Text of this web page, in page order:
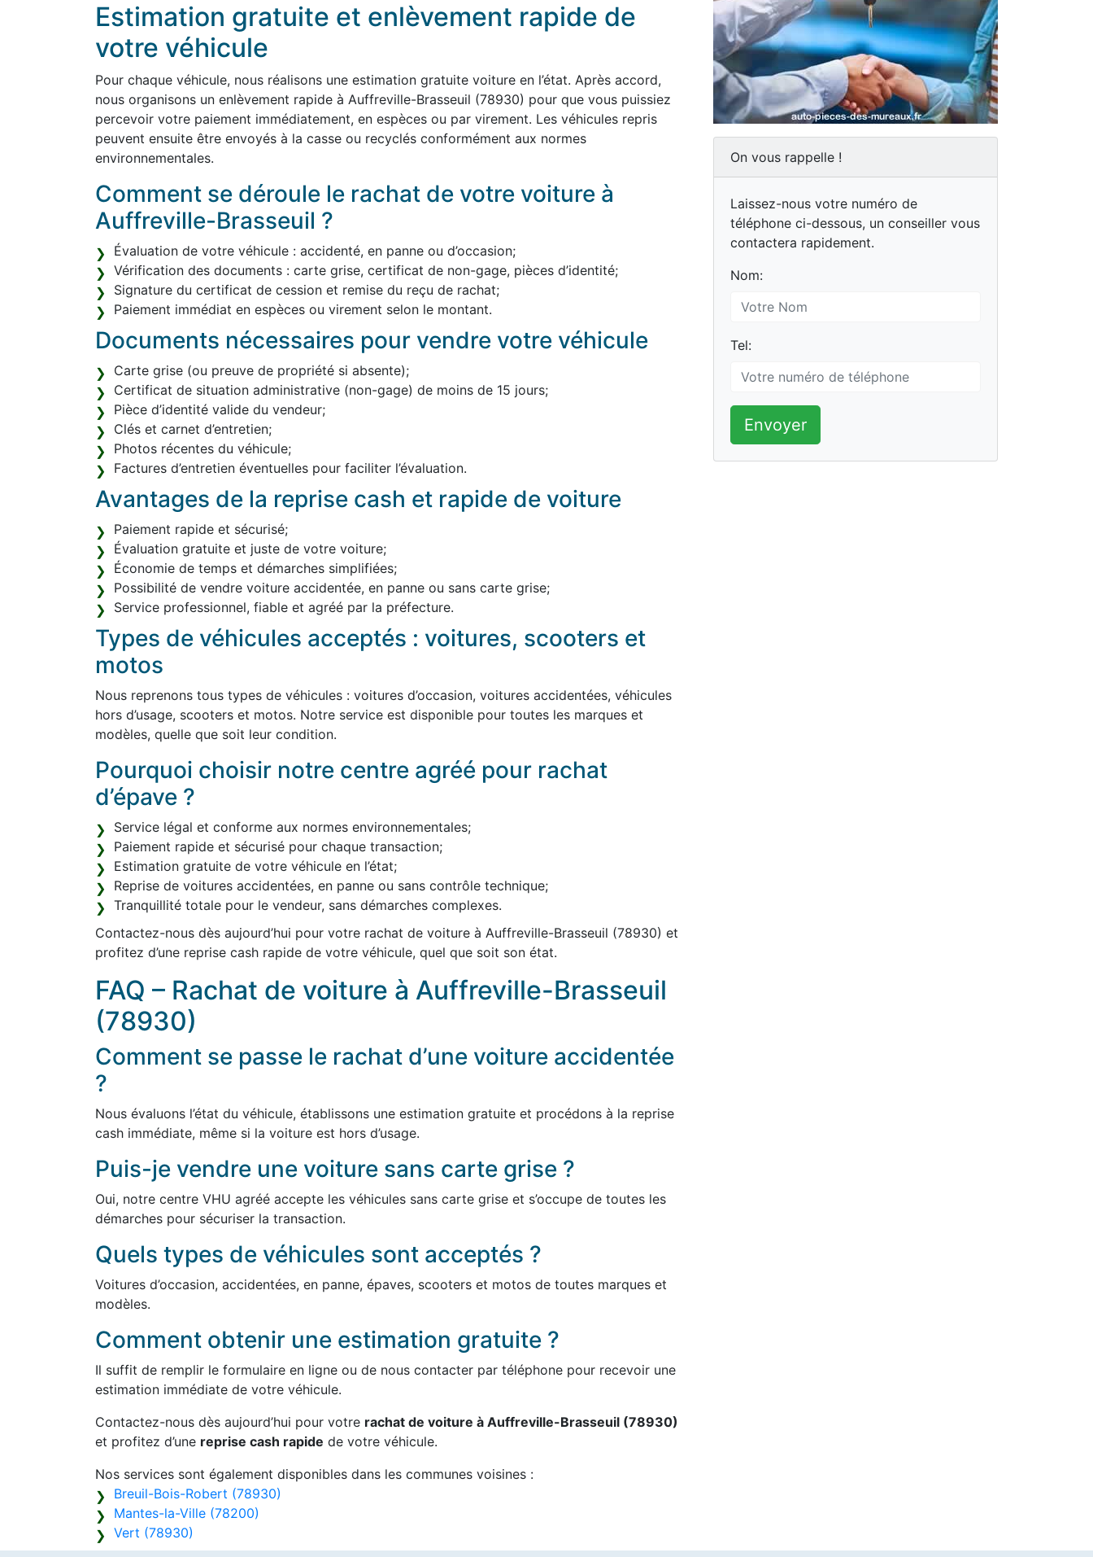
Estimation gratuite et enlèvement rapide de
votre véhicule
Pour chaque véhicule, nous réalisons une estimation gratuite voiture en l’état. Après accord,
nous organisons un enlèvement rapide à Auffreville-Brasseuil (78930) pour que vous puissiez
percevoir votre paiement immédiatement, en espèces ou par virement. Les véhicules repris
peuvent ensuite être envoyés à la casse ou recyclés conformément aux normes
environnementales.
Comment se déroule le rachat de votre voiture à
Auffreville-Brasseuil ?
Évaluation de votre véhicule : accidenté, en panne ou d’occasion;
Vérification des documents : carte grise, certificat de non-gage, pièces d’identité;
Signature du certificat de cession et remise du reçu de rachat;
Paiement immédiat en espèces ou virement selon le montant.
Documents nécessaires pour vendre votre véhicule
Carte grise (ou preuve de propriété si absente);
Certificat de situation administrative (non-gage) de moins de 15 jours;
Pièce d’identité valide du vendeur;
Clés et carnet d’entretien;
Photos récentes du véhicule;
Factures d’entretien éventuelles pour faciliter l’évaluation.
Avantages de la reprise cash et rapide de voiture
Paiement rapide et sécurisé;
Évaluation gratuite et juste de votre voiture;
Économie de temps et démarches simplifiées;
Possibilité de vendre voiture accidentée, en panne ou sans carte grise;
Service professionnel, fiable et agréé par la préfecture.
Types de véhicules acceptés : voitures, scooters et
motos
Nous reprenons tous types de véhicules : voitures d’occasion, voitures accidentées, véhicules
hors d’usage, scooters et motos. Notre service est disponible pour toutes les marques et
modèles, quelle que soit leur condition.
Pourquoi choisir notre centre agréé pour rachat
d’épave ?
Service légal et conforme aux normes environnementales;
Paiement rapide et sécurisé pour chaque transaction;
Estimation gratuite de votre véhicule en l’état;
Reprise de voitures accidentées, en panne ou sans contrôle technique;
Tranquillité totale pour le vendeur, sans démarches complexes.
Contactez-nous dès aujourd’hui pour votre rachat de voiture à Auffreville-Brasseuil (78930) et
profitez d’une reprise cash rapide de votre véhicule, quel que soit son état.
FAQ – Rachat de voiture à Auffreville-Brasseuil
(78930)
Comment se passe le rachat d’une voiture accidentée
?
Nous évaluons l’état du véhicule, établissons une estimation gratuite et procédons à la reprise
cash immédiate, même si la voiture est hors d’usage.
Puis-je vendre une voiture sans carte grise ?
Oui, notre centre VHU agréé accepte les véhicules sans carte grise et s’occupe de toutes les
démarches pour sécuriser la transaction.
Quels types de véhicules sont acceptés ?
Voitures d’occasion, accidentées, en panne, épaves, scooters et motos de toutes marques et
modèles.
Comment obtenir une estimation gratuite ?
Il suffit de remplir le formulaire en ligne ou de nous contacter par téléphone pour recevoir une
estimation immédiate de votre véhicule.
Contactez-nous dès aujourd’hui pour votre rachat de voiture à Auffreville-Brasseuil (78930)
et profitez d’une reprise cash rapide de votre véhicule.
Nos services sont également disponibles dans les communes voisines :
Breuil-Bois-Robert (78930)
Mantes-la-Ville (78200)
Vert (78930)
On vous rappelle !
Laissez-nous votre numéro de
téléphone ci-dessous, un conseiller vous
contactera rapidement.
Nom:
Tel:
Envoyer